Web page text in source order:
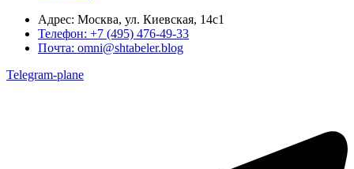
Адрес: Москва, ул. Киевская, 14с1
Телефон: +7 (495) 476-49-33
Почта: omni@shtabeler.blog
Telegram-plane